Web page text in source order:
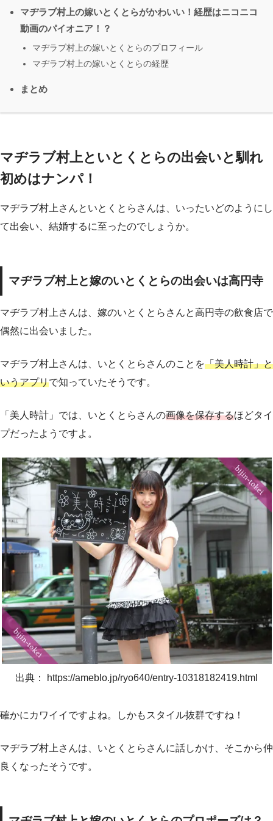
マヂラブ村上の嫁いとくとらがかわいい！経歴はニコニコ
動画のパイオニア！？
マヂラブ村上の嫁いとくとらのプロフィール
マヂラブ村上の嫁いとくとらの経歴
まとめ
マヂラブ村上といとくとらの出会いと馴れ
初めはナンパ！
マヂラブ村上さんといとくとらさんは、いったいどのようにし
て出会い、結婚するに至ったのでしょうか。
マヂラブ村上と嫁のいとくとらの出会いは高円寺
マヂラブ村上さんは、嫁のいとくとらさんと高円寺の飲食店で
偶然に出会いました。
マヂラブ村上さんは、いとくとらさんのことを「美人時計」と
いうアプリで知っていたそうです。
「美人時計」では、いとくとらさんの画像を保存するほどタイ
プだったようですよ。
出典： https://ameblo.jp/ryo640/entry-10318182419.html
確かにカワイイですよね。しかもスタイル抜群ですね！
マヂラブ村上さんは、いとくとらさんに話しかけ、そこから仲
良くなったそうです。